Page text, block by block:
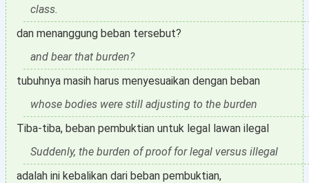
class.
dan menanggung beban tersebut?
and bear that burden?
tubuhnya masih harus menyesuaikan dengan beban
whose bodies were still adjusting to the burden
Tiba-tiba, beban pembuktian untuk legal lawan ilegal
Suddenly, the burden of proof for legal versus illegal
adalah ini kebalikan dari beban pembuktian,